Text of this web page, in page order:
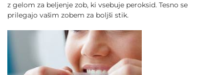
z gelom za beljenje zob, ki vsebuje peroksid. Tesno se
prilegajo vašim zobem za boljši stik.